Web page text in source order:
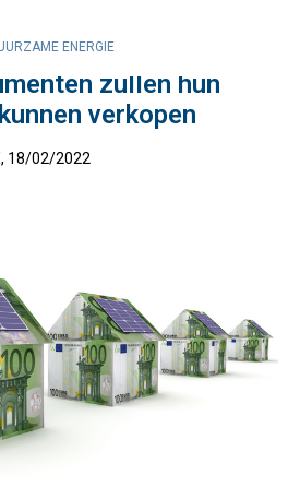
ENERGIE
in
zullen hun
verkopen
18/02/2022